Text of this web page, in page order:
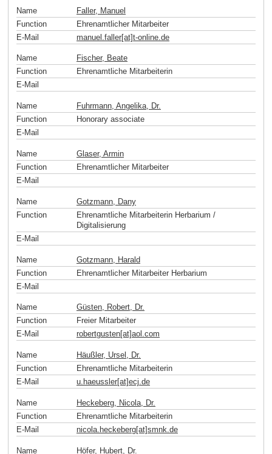
Name
Faller, Manuel
Function
Ehrenamtlicher Mitarbeiter
E-Mail
manuel.faller[at]t-online de
Name
Fischer, Beate
Function
Ehrenamtliche Mitarbeiterin
E-Mail
Name
Fuhrmann, Angelika, Dr.
Function
Honorary associate
E-Mail
Name
Glaser, Armin
Function
Ehrenamtlicher Mitarbeiter
E-Mail
Name
Gotzmann, Dany
Function
Ehrenamtliche Mitarbeiterin Herbarium /
Digitalisierung
E-Mail
Name
Gotzmann, Harald
Function
Ehrenamtlicher Mitarbeiter Herbarium
E-Mail
Name
Güsten, Robert, Dr.
Function
Freier Mitarbeiter
E-Mail
robertgusten[at]aol .com
Name
Häußler, Ursel, Dr.
Function
Ehrenamtliche Mitarbeiterin
E-Mail
u.haeussler[at]ecj.de
Name
Heckeberg, Nicola, Dr.
Function
Ehrenamtliche Mitarbeiterin
E-Mail
nicola.heckeberg[at]smnk de
Name Höfer, Hubert, Dr.